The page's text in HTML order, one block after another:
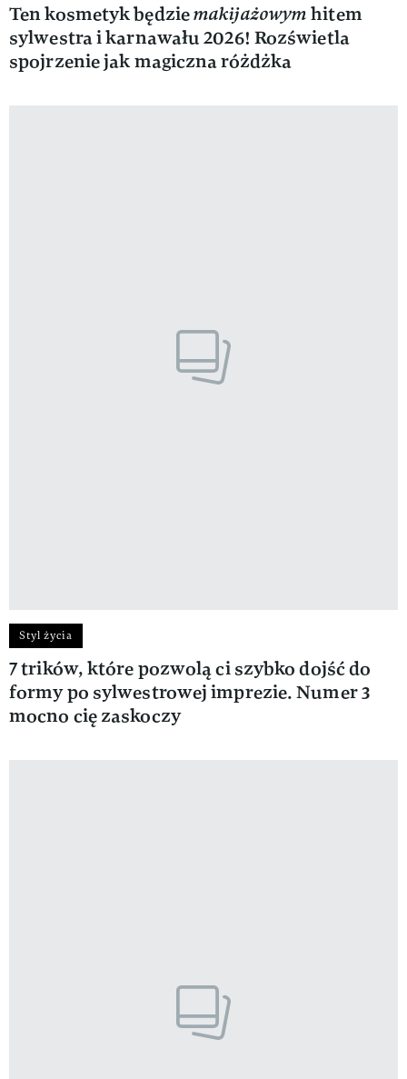
Ten kosmetyk będziemakijażowymhitem
sylwestra i karnawału 2026! Rozświetla
spojrzenie jak magiczna różdżka
Styl życia
7 trików, które pozwolą ci szybko dojść do
formy po sylwestrowej imprezie. Numer 3
mocno cię zaskoczy